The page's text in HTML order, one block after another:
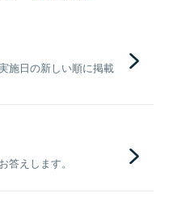
施日の新しい順に掲載
えします。